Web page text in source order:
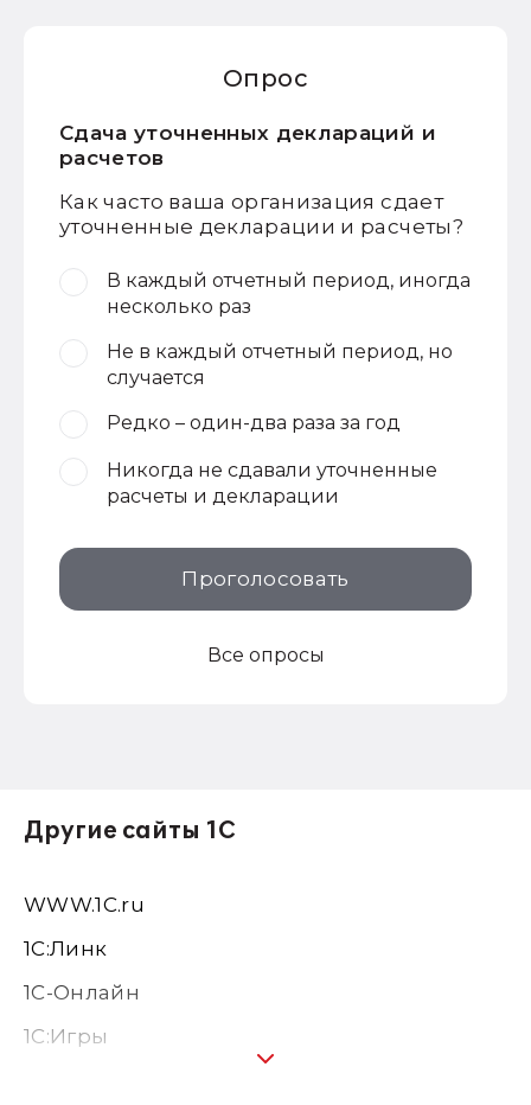
Опрос
Сдача уточненных деклараций и
расчетов
Как часто ваша организация сдает
уточненные декларации и расчеты?
В каждый отчетный период, иногда
несколько раз
Не в каждый отчетный период, но
случается
Редко – один-два раза за год
Никогда не сдавали уточненные
расчеты и декларации
Проголосовать
Все опросы
Другие сайты 1С
WWW.1С.ru
1С:Линк
1С-Онлайн
1C:Игры